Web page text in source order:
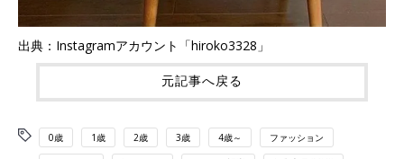
出典：Instagramアカウント「hiroko3328」
元記事へ戻る
0歳 1歳 2歳 3歳 4歳～ ファッション